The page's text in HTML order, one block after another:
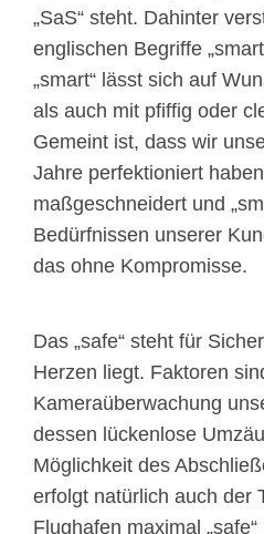
„SaS“ steht. Dahinter
englischen Begriffe
„smart“ lässt sich auf
als auch mit pfiffig oder
Gemeint ist, dass wir
Jahre perfektioniert
maßgeschneidert und
Bedürfnissen unserer
das ohne Kompromisse.
Das „safe“ steht für
Herzen liegt. Faktoren
Kameraüberwachung
dessen lückenlose
Möglichkeit des
erfolgt natürlich auch der
Flughafen maximal